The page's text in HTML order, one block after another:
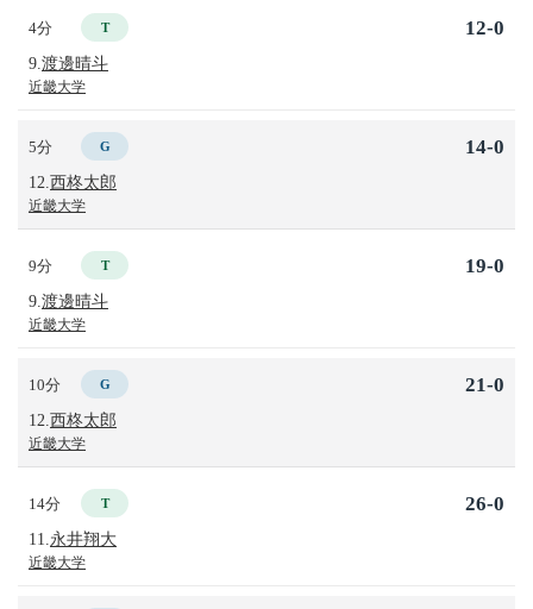
4分 T
9. 渡邊晴斗
近畿大学
12-0
5分 G
12. 西柊太郎
近畿大学
14-0
9分 T
9. 渡邊晴斗
近畿大学
19-0
10分 G
12. 西柊太郎
近畿大学
21-0
14分 T
11. 永井翔大
近畿大学
26-0